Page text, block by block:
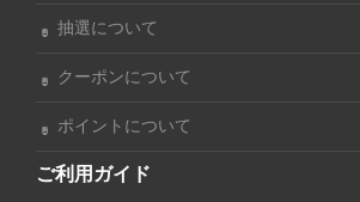
抽選について
クーポンについて
ポイントについて
ご利用ガイド